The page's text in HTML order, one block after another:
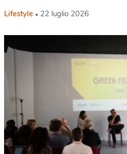
Lifestyle 22 luglio 2026